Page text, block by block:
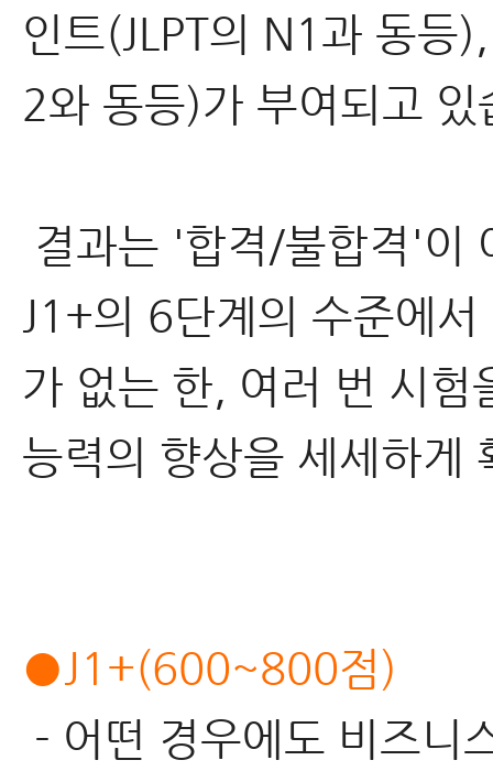
인트(JLPT의 N1과 동등
2와 동등)가 부여되고 있
결과는 '합격/불합격'이
J1+의 6단계의 수준에
가 없는 한, 여러 번 시험
능력의 향상을 세세하게
●J1+(600~800점)
- 어떤 경우에도 비즈니